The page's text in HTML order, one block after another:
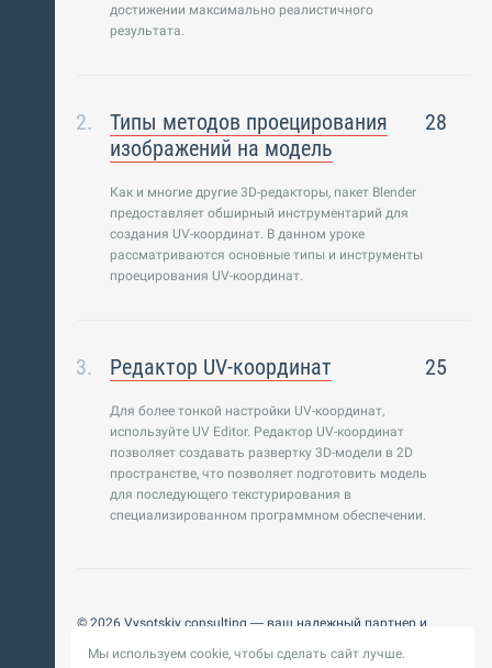
достижении максимально реалистичного
результата.
Типы методов проецирования
изображений на модель
28
Как и многие другие 3D-редакторы, пакет Blender
предоставляет обширный инструментарий для
создания UV-координат. В данном уроке
рассматриваются основные типы и инструменты
проецирования UV-координат.
Редактор UV-координат 25
Для более тонкой настройки UV-координат,
используйте UV Editor. Редактор UV-координат
позволяет создавать развертку 3D-модели в 2D
пространстве, что позволяет подготовить модель
для последующего текстурирования в
специализированном программном обеспечении.
© 2026 Vysotskiy consulting — ваш надежный партнер и
Цифровизация, BIM, ИИ. Внедряем и оптимизируем
Мы используем cookie, чтобы сделать сайт лучше.